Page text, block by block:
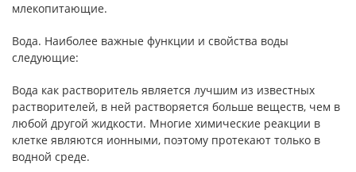
млекопитающие.
Вода. Наиболее важные функции и свойства воды
следующие:
Вода как растворитель является лучшим из известных
растворителей, в ней растворяется больше веществ, чем в
любой другой жидкости. Многие химические реакции в
клетке являются ионными, поэтому протекают только в
водной среде.